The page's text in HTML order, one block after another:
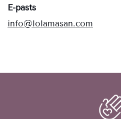
E-pasts
info@lolamasan.com